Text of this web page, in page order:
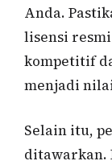
Anda.
lisensi
kompetitif
menjadi
Selain itu,
ditawarkan.